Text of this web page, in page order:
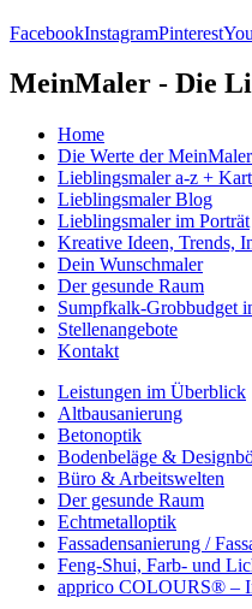
FacebookInstagramPinterest
MeinMaler - Die
Home
Die Werte der
Lieblingsmaler a-z +
Lieblingsmaler Blog
Lieblingsmaler im Porträt
Kreative Ideen, Trends,
Dein Wunschmaler
Der gesunde Raum
Sumpfkalk-Grobbudget
Stellenangebote
Kontakt
Leistungen im Überblick
Altbausanierung
Betonoptik
Bodenbeläge &
Büro & Arbeitswelten
Der gesunde Raum
Echtmetalloptik
Fassadensanierung /
Feng-Shui, Farb- und
apprico COLOURS® –